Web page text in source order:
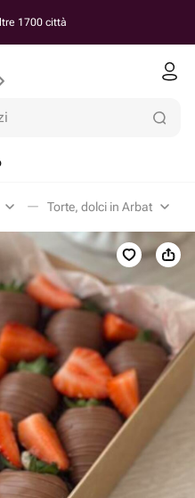
1700 città
Torte, dolci in Arbat